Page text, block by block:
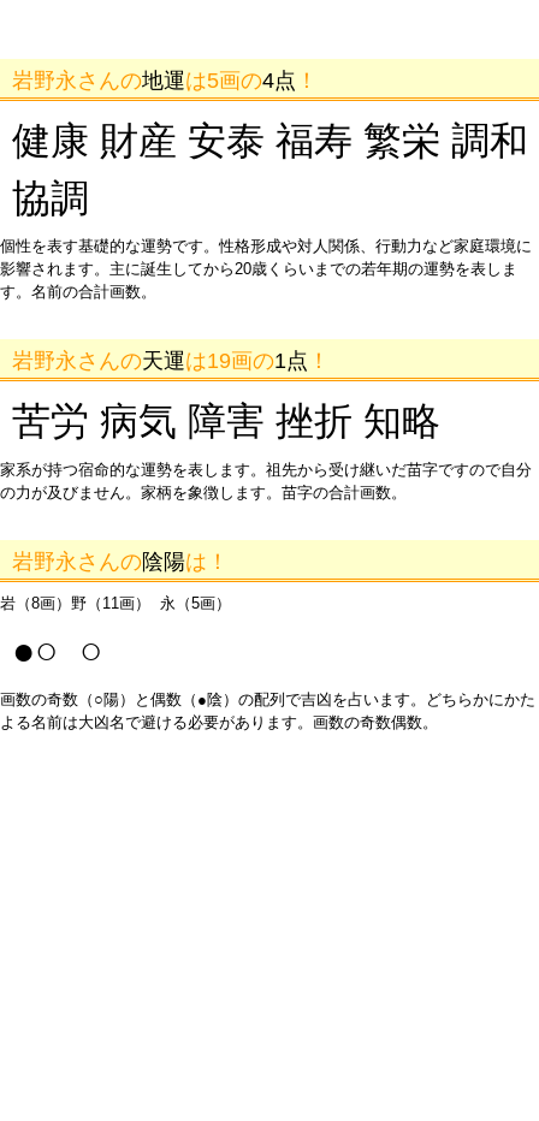
岩野永さんの地運は5画の4点 ！
健康 財産 安泰 福寿 繁栄 調和
協調
個性を表す基礎的な運勢です。性格形成や対人関係、行動力など家庭環境に
影響されます。主に誕生してから20歳くらいまでの若年期の運勢を表しま
す。名前の合計画数。
岩野永さんの天運は19画の1点 ！
苦労 病気 障害 挫折 知略
家系が持つ宿命的な運勢を表します。祖先から受け継いだ苗字ですので自分
の力が及びません。家柄を象徴します。苗字の合計画数。
岩野永さんの陰陽は！
岩（8画）野（11画） 永（5画）
●○ ○
画数の奇数（○陽）と偶数（●陰）の配列で吉凶を占います。どちらかにかた
よる名前は大凶名で避ける必要があります。画数の奇数偶数。